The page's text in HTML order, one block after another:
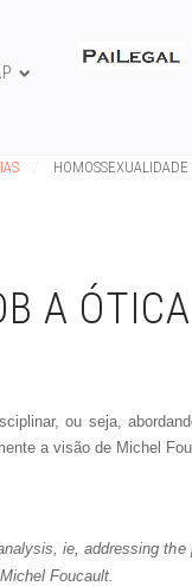
A
ou seja,
a visão de Michel
ie, addressing
Foucault.